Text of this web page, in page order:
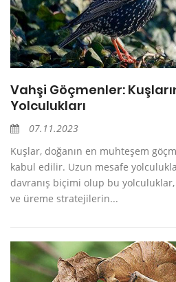
Vahşi Göçmenler:
Yolculukları
07.11.2023
Kuşlar, doğanın en muhteşem
kabul edilir. Uzun mesafe
davranış biçimi olup bu
ve üreme stratejilerin...